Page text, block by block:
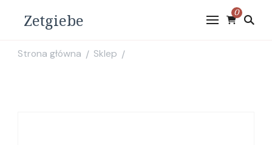
Zetgiebe 0
Strona główna / Sklep /